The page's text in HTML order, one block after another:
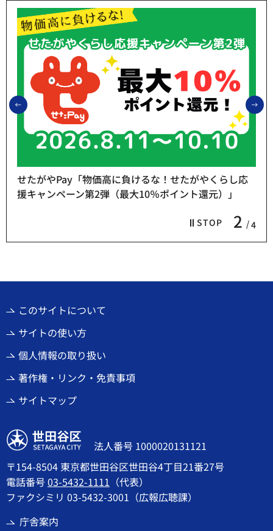
前のスライドを表示
STOP 2 4
せたがやPay「物価高に負けるな！せたがやくらし応
援キャンペーン第2弾（最大10％ポイント還元）」
このサイトについて
サイトの使い方
個人情報の取り扱い
著作権・リンク・免責事項
サイトマップ
世田谷区
法人番号 1000020131121
〒154-8504 東京都世田谷区世田谷4丁目21番27号
電話番号03-5432-1111 （代表）
ファクシミリ 03-5432-3001（広報広聴課）
庁舎案内